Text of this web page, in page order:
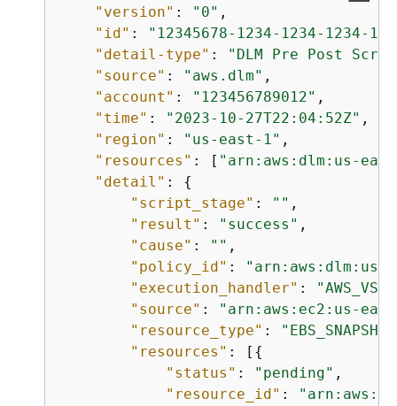
"version" : "0" ,
"id" :
"12345678-1234-1234-1234-
"detail-type" :
"DLM Pre Post
"source" : "aws.dlm" ,
"account" : "123456789012" ,
"time" : "2023-10-27T22:04:52Z" ,
"region" : "us-east-1" ,
"resources" : [ "arn:aws:dlm:us-
"detail" : {
"script_stage" : "" ,
"result" : "success" ,
"cause" : "" ,
"policy_id" :
"arn:aws:dlm:us-
"execution_handler" :
"source" :
"arn:aws:ec2:us-
"resource_type" :
"resources" : [ {
"status" : "pending" ,
"resource_id" :